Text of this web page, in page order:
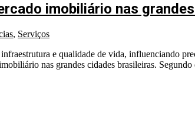
imobiliário nas
, Serviços
e qualidade de vida, influenciando
nas grandes cidades brasileiras.